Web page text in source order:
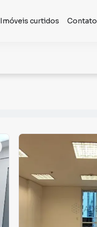
Imóveis curtidos Contato